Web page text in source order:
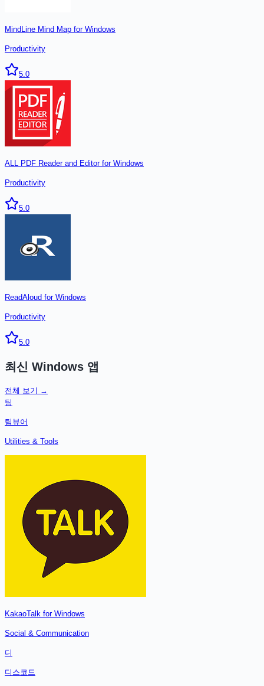
MindLine Mind Map for Windows
Productivity
5.0
ALL PDF Reader and Editor for Windows
Productivity
5.0
ReadAloud for Windows
Productivity
5.0
최신 Windows 앱
전체 보기 →
팀
팀뷰어
Utilities & Tools
KakaoTalk for Windows
Social & Communication
디
디스코드